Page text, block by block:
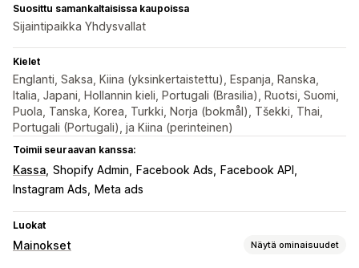
Suosittu samankaltaisissa kaupoissa
Sijaintipaikka Yhdysvallat
Kielet
Englanti, Saksa, Kiina (yksinkertaistettu), Espanja, Ranska,
Italia, Japani, Hollannin kieli, Portugali (Brasilia), Ruotsi, Suomi,
Puola, Tanska, Korea, Turkki, Norja (bokmål), Tšekki, Thai,
Portugali (Portugali), ja Kiina (perinteinen)
Toimii seuraavan kanssa:
Kassa Shopify Admin Facebook Ads
Facebook API
Instagram Ads
Meta ads
Luokat
Mainokset Näytä ominaisuudet